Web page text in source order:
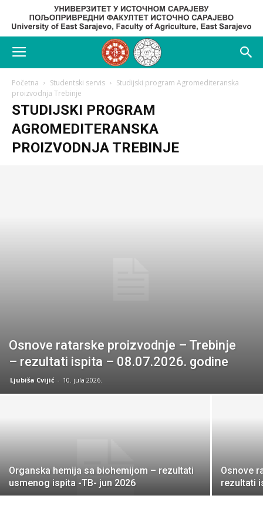
Početna Studentski servis
Studijski program Agromediteranska
proizvodnja Trebinje
STUDIJSKI PROGRAM
AGROMEDITERANSKA
PROIZVODNJA TREBINJE
Osnove ratarske proizvodnje – Trebinje
– rezultati ispita – 08.07.2026. godine
Ljubiša Cvijić - 10. jula 2026.
Organska hemija sa biohemijom – rezultati
usmenog ispita -TB- jun 2026
Osnove
rezultati